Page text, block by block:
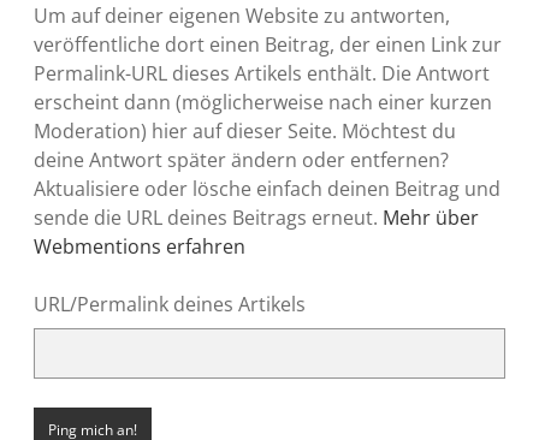
Um auf deiner eigenen Website zu antworten,
veröffentliche dort einen Beitrag, der einen Link zur
Permalink-URL dieses Artikels enthält. Die Antwort
erscheint dann (möglicherweise nach einer kurzen
Moderation) hier auf dieser Seite. Möchtest du
deine Antwort später ändern oder entfernen?
Aktualisiere oder lösche einfach deinen Beitrag und
sende die URL deines Beitrags erneut. Mehr über
Webmentions erfahren
URL/Permalink deines Artikels